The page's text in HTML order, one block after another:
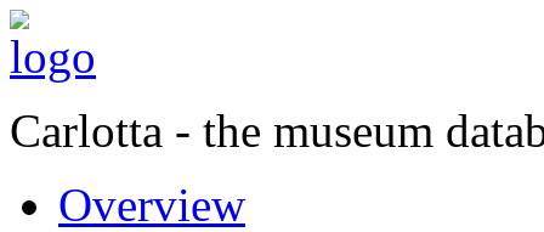
Carlotta - the museum
Overview